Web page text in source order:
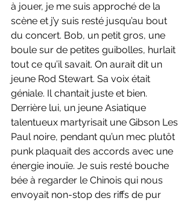
à jouer, je me suis approché de la
scène et j’y suis resté jusqu’au bout
du concert. Bob, un petit gros, une
boule sur de petites guibolles, hurlait
tout ce qu’il savait. On aurait dit un
jeune Rod Stewart. Sa voix était
géniale. Il chantait juste et bien.
Derrière lui, un jeune Asiatique
talentueux martyrisait une Gibson Les
Paul noire, pendant qu’un mec plutôt
punk plaquait des accords avec une
énergie inouïe. Je suis resté bouche
bée à regarder le Chinois qui nous
envoyait non-stop des riffs de pur